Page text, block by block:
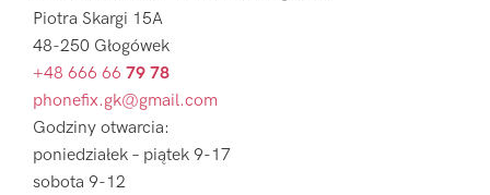
Piotra Skargi 15A
48-250 Głogówek
+48 666 66 79 78
phonefix.gk@gmail.com
Godziny otwarcia:
poniedziałek – piątek 9-17
sobota 9-12